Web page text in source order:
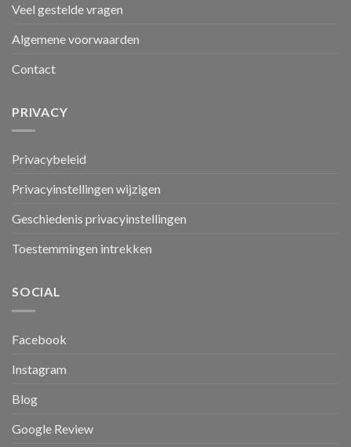
Veel gestelde vragen
Algemene voorwaarden
Contact
PRIVACY
Privacybeleid
Privacyinstellingen wijzigen
Geschiedenis privacyinstellingen
Toestemmingen intrekken
SOCIAL
Facebook
Instagram
Blog
Google Review